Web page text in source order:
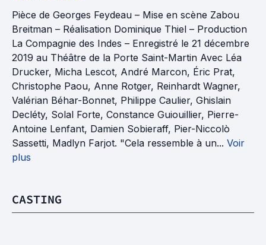
Pièce de Georges Feydeau – Mise en scène Zabou
Breitman – Réalisation Dominique Thiel – Production
La Compagnie des Indes – Enregistré le 21 décembre
2019 au Théâtre de la Porte Saint-Martin Avec Léa
Drucker, Micha Lescot, André Marcon, Éric Prat,
Christophe Paou, Anne Rotger, Reinhardt Wagner,
Valérian Béhar-Bonnet, Philippe Caulier, Ghislain
Decléty, Solal Forte, Constance Guiouillier, Pierre-
Antoine Lenfant, Damien Sobieraff, Pier-Niccolò
Sassetti, Madlyn Farjot. "Cela ressemble à un... Voir
plus
CASTING